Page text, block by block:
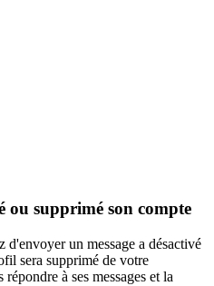
ou supprimé son compte
d'envoyer un message a désactivé
sera supprimé de votre
à ses messages et la